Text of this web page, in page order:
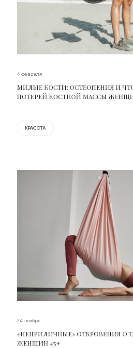
4 февраля
МИЛЫЕ КОСТИ: ОСТЕОПЕНИЯ И
ПОТЕРЕЙ КОСТНОЙ МАССЫ
КРАСОТА
24 ноября
«НЕПРИЛИЧНЫЕ» ОТКРОВЕНИЯ О
ЖЕНЩИН 45+